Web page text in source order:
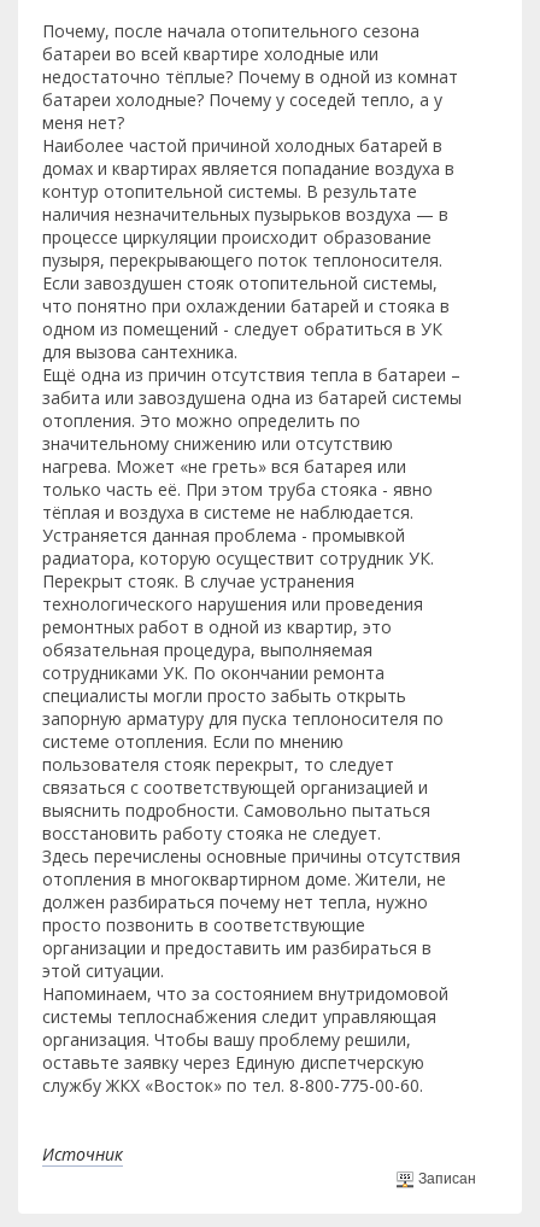
Почему, после начала отопительного сезона
батареи во всей квартире холодные или
недостаточно тёплые? Почему в одной из комнат
батареи холодные? Почему у соседей тепло, а у
меня нет?
Наиболее частой причиной холодных батарей в
домах и квартирах является попадание воздуха в
контур отопительной системы. В результате
наличия незначительных пузырьков воздуха — в
процессе циркуляции происходит образование
пузыря, перекрывающего поток теплоносителя.
Если завоздушен стояк отопительной системы,
что понятно при охлаждении батарей и стояка в
одном из помещений - следует обратиться в УК
для вызова сантехника.
Ещё одна из причин отсутствия тепла в батареи –
забита или завоздушена одна из батарей системы
отопления. Это можно определить по
значительному снижению или отсутствию
нагрева. Может «не греть» вся батарея или
только часть её. При этом труба стояка - явно
тёплая и воздуха в системе не наблюдается.
Устраняется данная проблема - промывкой
радиатора, которую осуществит сотрудник УК.
Перекрыт стояк. В случае устранения
технологического нарушения или проведения
ремонтных работ в одной из квартир, это
обязательная процедура, выполняемая
сотрудниками УК. По окончании ремонта
специалисты могли просто забыть открыть
запорную арматуру для пуска теплоносителя по
системе отопления. Если по мнению
пользователя стояк перекрыт, то следует
связаться с соответствующей организацией и
выяснить подробности. Самовольно пытаться
восстановить работу стояка не следует.
Здесь перечислены основные причины отсутствия
отопления в многоквартирном доме. Жители, не
должен разбираться почему нет тепла, нужно
просто позвонить в соответствующие
организации и предоставить им разбираться в
этой ситуации.
Напоминаем, что за состоянием внутридомовой
системы теплоснабжения следит управляющая
организация. Чтобы вашу проблему решили,
оставьте заявку через Единую диспетчерскую
службу ЖКХ «Восток» по тел. 8-800-775-00-60.
Источник
Записан